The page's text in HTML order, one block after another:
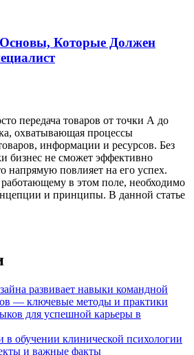
Которые Должен
передача товаров от точки А до
охватывающая процессы
информации и ресурсов. Без
бизнес не сможет эффективно
напрямую повлияет на его успех.
в этом поле, необходимо
и принципы. В данной статье
развивает навыки командной
— ключевые методы и практики
для успешной карьеры в
обучении клинической психологии
и важные факты